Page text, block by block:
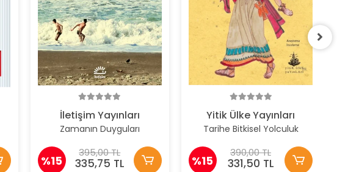
İletişim Yayınları
Zamanın Duyguları
%15
395,00 TL
335,75 TL
Yitik Ülke Yayınları
Tarihe Bitkisel Yolculuk
%15
390,00 TL
331,50 TL